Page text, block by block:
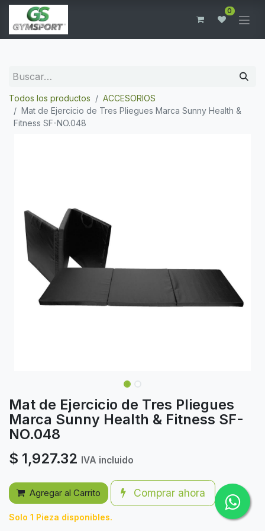
0
Todos los productos
ACCESORIOS
Mat de Ejercicio de Tres Pliegues Marca Sunny Health &
Fitness SF-NO.048
Mat de Ejercicio de Tres Pliegues
Marca Sunny Health & Fitness SF-
NO.048
$ 1,927.32 IVA incluido
Agregar al Carrito Comprar ahora
Solo 1 Pieza disponibles.